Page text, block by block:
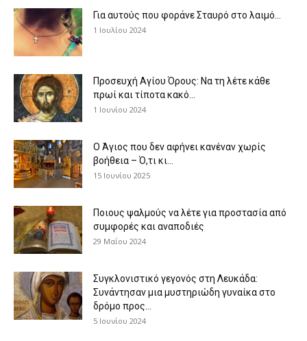
Για αυτούς που φοράνε Σταυρό στο λαιμό…
1 Ιουλίου 2024
Προσευχή Αγίου Όρους: Να τη λέτε κάθε
πρωί και τίποτα κακό...
1 Ιουνίου 2024
Ο Άγιος που δεν αφήνει κανέναν χωρίς
βοήθεια – Ό,τι κι...
15 Ιουνίου 2025
Ποιους ψαλμούς να λέτε για προστασία από
συμφορές και αναποδιές
29 Μαΐου 2024
Συγκλονιστικό γεγονός στη Λευκάδα:
Συνάντησαν μια μυστηριώδη γυναίκα στο
δρόμο προς...
5 Ιουνίου 2024